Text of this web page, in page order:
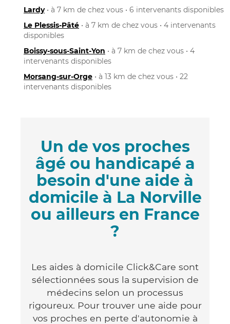
Lardy• à 7 km de chez vous • 6 intervenants disponibles
Le Plessis-Pâté • à 7 km de chez vous • 4 intervenants
disponibles
Boissy-sous-Saint-Yon • à 7 km de chez vous • 4
intervenants disponibles
Morsang-sur-Orge • à 13 km de chez vous • 22
intervenants disponibles
Un de vos proches
âgé ou handicapé a
besoin d'une aide à
domicile à La Norville
ou ailleurs en France
?
Les aides à domicile Click&Care sont
sélectionnées sous la supervision de
médecins selon un processus
rigoureux. Pour trouver une aide pour
vos proches en perte d'autonomie à